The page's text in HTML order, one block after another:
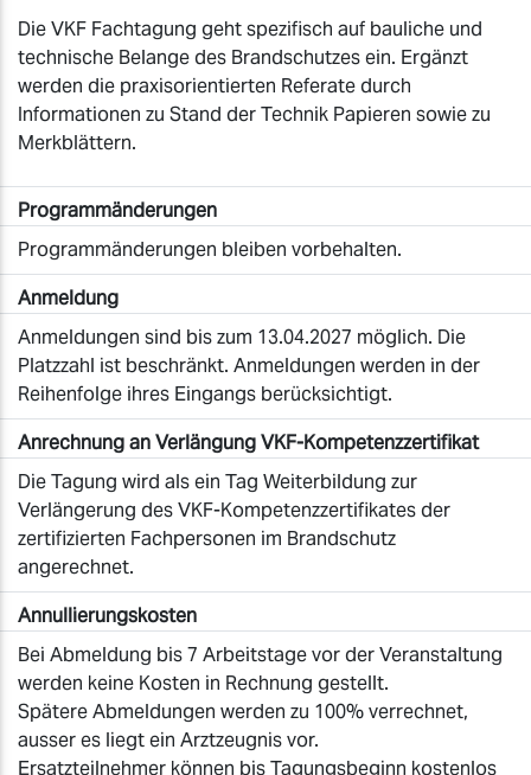
Die VKF Fachtagung geht spezifisch auf bauliche und
technische Belange des Brandschutzes ein. Ergänzt
werden die praxisorientierten Referate durch
Informationen zu Stand der Technik Papieren sowie zu
Merkblättern.
Programmänderungen
Programmänderungen bleiben vorbehalten.
Anmeldung
Anmeldungen sind bis zum 13.04.2027 möglich. Die
Platzzahl ist beschränkt. Anmeldungen werden in der
Reihenfolge ihres Eingangs berücksichtigt.
Anrechnung an Verlängung VKF-Kompetenzzertifikat
Die Tagung wird als ein Tag Weiterbildung zur
Verlängerung des VKF-Kompetenzzertifikates der
zertifizierten Fachpersonen im Brandschutz
angerechnet.
Annullierungskosten
Bei Abmeldung bis 7 Arbeitstage vor der Veranstaltung
werden keine Kosten in Rechnung gestellt.
Spätere Abmeldungen werden zu 100% verrechnet,
ausser es liegt ein Arztzeugnis vor.
Ersatzteilnehmer können bis Tagungsbeginn kostenlos